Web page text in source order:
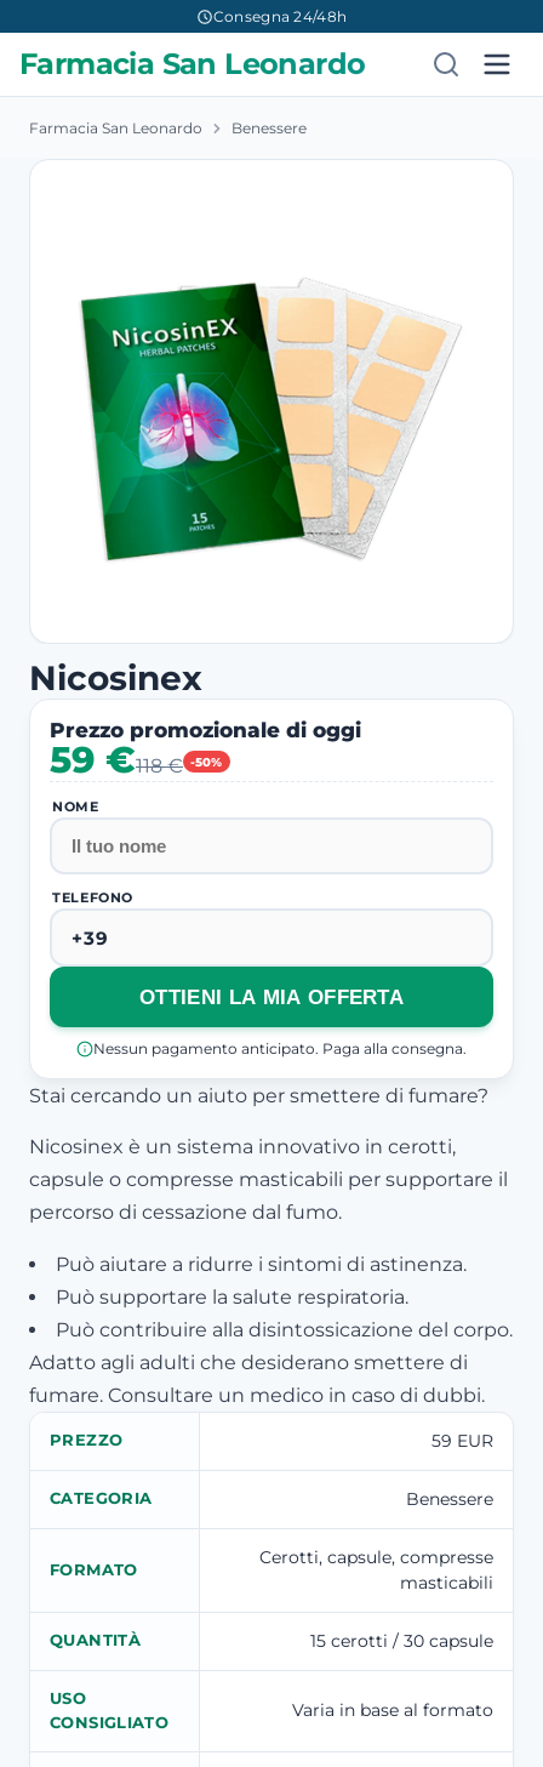
Consegna 24/48h
Farmacia San Leonardo
Farmacia San Leonardo Benessere
Nicosinex
Prezzo promozionale di oggi
-50%
59 €118 €
NOME
TELEFONO
OTTIENI LA MIA OFFERTA
Nessun pagamento anticipato. Paga alla consegna.
Stai cercando un aiuto per smettere di fumare?
Nicosinex è un sistema innovativo in cerotti,
capsule o compresse masticabili per supportare il
percorso di cessazione dal fumo.
Può aiutare a ridurre i sintomi di astinenza.
Può supportare la salute respiratoria.
Può contribuire alla disintossicazione del corpo.
Adatto agli adulti che desiderano smettere di
fumare. Consultare un medico in caso di dubbi.
PREZZO 59 EUR
CATEGORIA Benessere
FORMATO
Cerotti, capsule, compresse
masticabili
QUANTITÀ 15 cerotti / 30 capsule
USO
CONSIGLIATO
Varia in base al formato